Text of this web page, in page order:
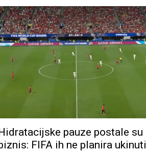
pauze postale su
FIFA ih ne planira ukinuti